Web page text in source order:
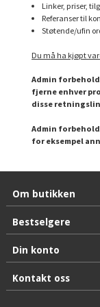
Linker, priser,
Referanser til
Støtende/ufin
Du må ha kjøpt
Admin
fjerne enhver
disse
Admin
for eksempel
Om butikken
Bestselgere
Din konto
Kontakt oss